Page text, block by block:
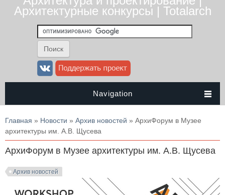
Архитектурные конкурсы | Totalarch
Navigation
Вы здесь
Главная » Новости » Архив новостей » АрхиФорум в Музее
архитектуры им. А.В. Щусева
АрхиФорум в Музее архитектуры им. А.В. Щусева
Архив новостей